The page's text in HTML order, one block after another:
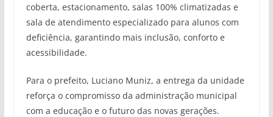
coberta, estacionamento, salas 100% climatizadas e
sala de atendimento especializado para alunos com
deficiência, garantindo mais inclusão, conforto e
acessibilidade.
Para o prefeito, Luciano Muniz, a entrega da unidade
reforça o compromisso da administração municipal
com a educação e o futuro das novas gerações.